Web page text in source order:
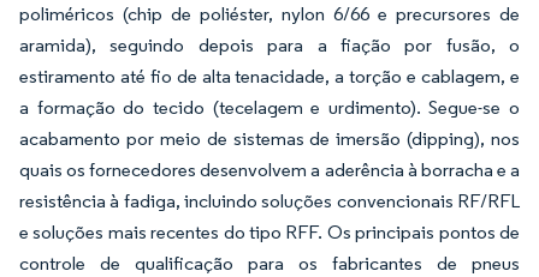
poliméricos (chip de poliéster, nylon 6/66 e precursores de
aramida), seguindo depois para a fiação por fusão, o
estiramento até fio de alta tenacidade, a torção e cablagem, e
a formação do tecido (tecelagem e urdimento). Segue-se o
acabamento por meio de sistemas de imersão (dipping), nos
quais os fornecedores desenvolvem a aderência à borracha e a
resistência à fadiga, incluindo soluções convencionais RF/RFL
e soluções mais recentes do tipo RFF. Os principais pontos de
controle de qualificação para os fabricantes de pneus